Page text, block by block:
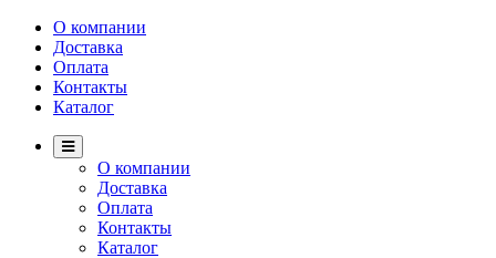
О компании
Доставка
Оплата
Контакты
Каталог
О компании
Доставка
Оплата
Контакты
Каталог